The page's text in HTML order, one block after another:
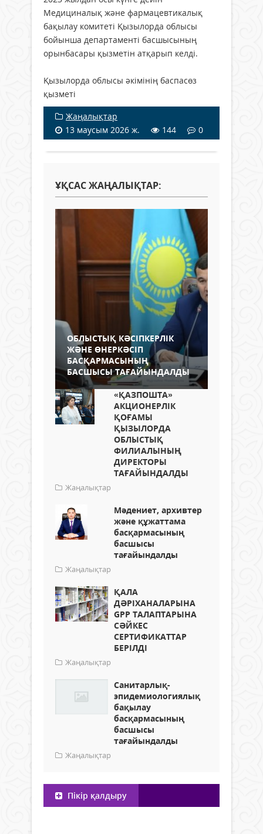
Медициналық және фармацевтикалық
бақылау комитеті Қызылорда облысы
бойынша департаменті басшысының
орынбасары қызметін атқарып келді.
Қызылорда облысы әкімінің баспасөз
қызметі
Жаңалықтар
13 маусым 2026 ж.
144 0
ҰҚСАС ЖАҢАЛЫҚТАР:
ОБЛЫСТЫҚ КӘСІПКЕРЛІК
ЖӘНЕ ӨНЕРКӘСІП
БАСҚАРМАСЫНЫҢ
БАСШЫСЫ ТАҒАЙЫНДАЛДЫ
«ҚАЗПОШТА»
АКЦИОНЕРЛІК
ҚОҒАМЫ
ҚЫЗЫЛОРДА
ОБЛЫСТЫҚ
ФИЛИАЛЫНЫҢ
ДИРЕКТОРЫ
ТАҒАЙЫНДАЛДЫ
Жаңалықтар
Мәдениет, архивтер
және құжаттама
басқармасының
басшысы
тағайындалды
Жаңалықтар
ҚАЛА
ДӘРІХАНАЛАРЫНА
GPP ТАЛАПТАРЫНА
СӘЙКЕС
СЕРТИФИКАТТАР
БЕРІЛДІ
Жаңалықтар
Cанитарлық-
эпидемиологиялық
бақылау
басқармасының
басшысы
тағайындалды
Жаңалықтар
Пікір қалдыру